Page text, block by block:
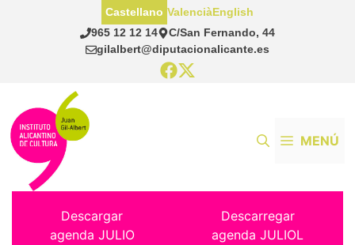
965 12 12 14
C/San Fernando, 44
gilalbert@diputacionalicante.es
Castellano ValenciàEnglish
MENÚ
Descargar
agenda JULIO
Descarregar
agenda JULIOL